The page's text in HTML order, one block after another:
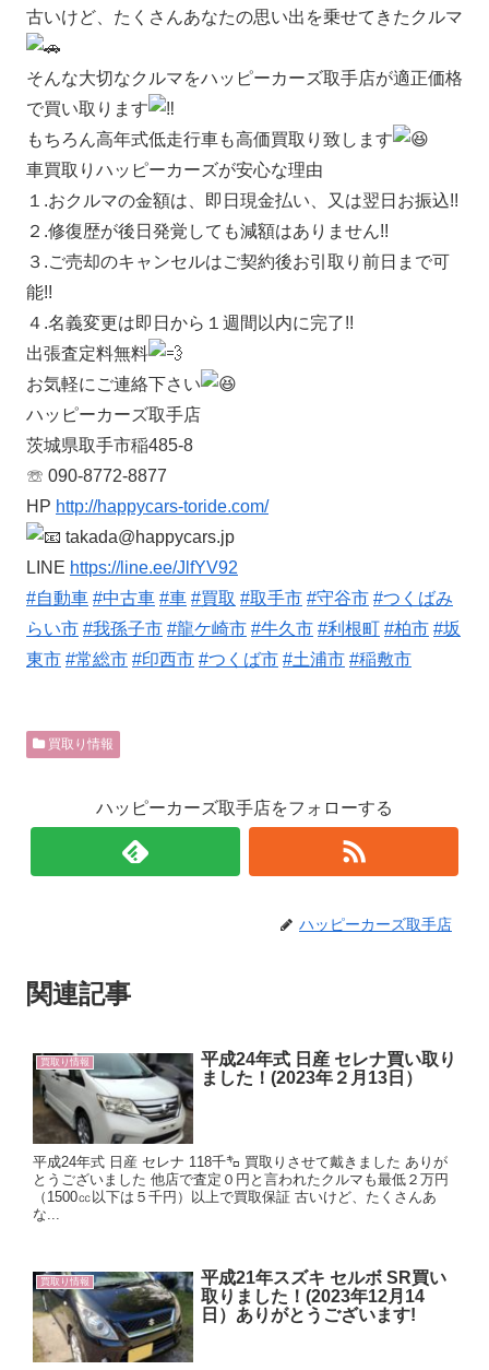
古いけど、たくさんあなたの思い出を乗せてきたクルマ
そんな大切なクルマをハッピーカーズ取手店が適正価格
で買い取ります
もちろん高年式低走行車も高価買取り致します
車買取りハッピーカーズが安心な理由
１.おクルマの金額は、即日現金払い、又は翌日お振込!!
２.修復歴が後日発覚しても減額はありません!!
３.ご売却のキャンセルはご契約後お引取り前日まで可
能!!
４.名義変更は即日から１週間以内に完了!!
出張査定料無料
お気軽にご連絡下さい
ハッピーカーズ取手店
茨城県取手市稲485-8
☏ 090-8772-8877
HP http://happycars-toride.com/
takada@happycars.jp
LINE https://line.ee/JlfYV92
#自動車 #中古車 #車 #買取 #取手市 #守谷市 #つくばみ
らい市 #我孫子市 #龍ケ崎市 #牛久市 #利根町 #柏市 #坂
東市 #常総市 #印西市 #つくば市 #土浦市 #稲敷市
買取り情報
ハッピーカーズ取手店をフォローする
ハッピーカーズ取手店
関連記事
買取り情報
平成24年式 日産 セレナ買い取り
ました！(2023年２月13日）
平成24年式 日産 セレナ 118千㌔ 買取りさせて戴きました ありが
とうございました 他店で査定０円と言われたクルマも最低２万円
（1500㏄以下は５千円）以上で買取保証 古いけど、たくさんあ
な...
買取り情報
平成21年スズキ セルボ SR買い
取りました！(2023年12月14
日）ありがとうございます!